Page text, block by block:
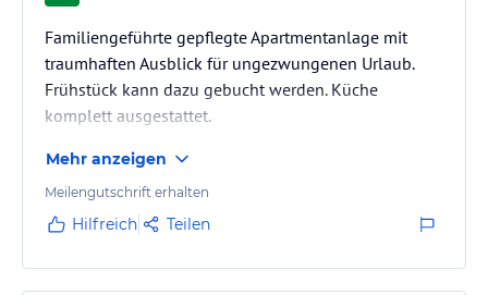
Familiengeführte gepflegte Apartmentanlage mit
traumhaften Ausblick für ungezwungenen Urlaub.
Frühstück kann dazu gebucht werden. Küche
komplett ausgestattet.
Mehr anzeigen
Meilengutschrift erhalten
Hilfreich Teilen